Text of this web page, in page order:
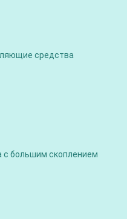
средства
большим скоплением